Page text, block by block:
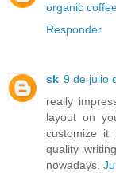
organic
Responder
sk 9 de julio
really
layout on
customize it
quality
nowadays.